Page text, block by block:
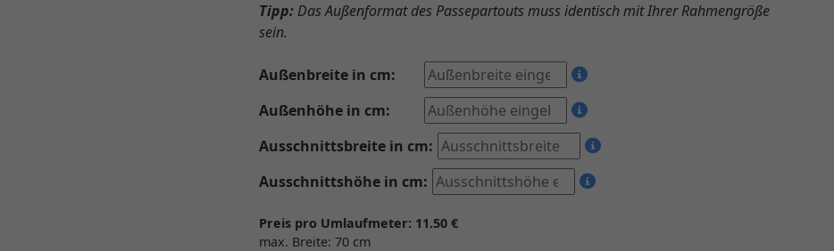
Tipp: Das Außenformat des Passepartouts muss identisch mit Ihrer Rahmengröße
sein.
Außenbreite in cm:
Außenhöhe in cm:
Ausschnittsbreite in cm:
Ausschnittshöhe in cm:
Preis pro Umlaufmeter: 11.50 €
max. Breite: 70 cm